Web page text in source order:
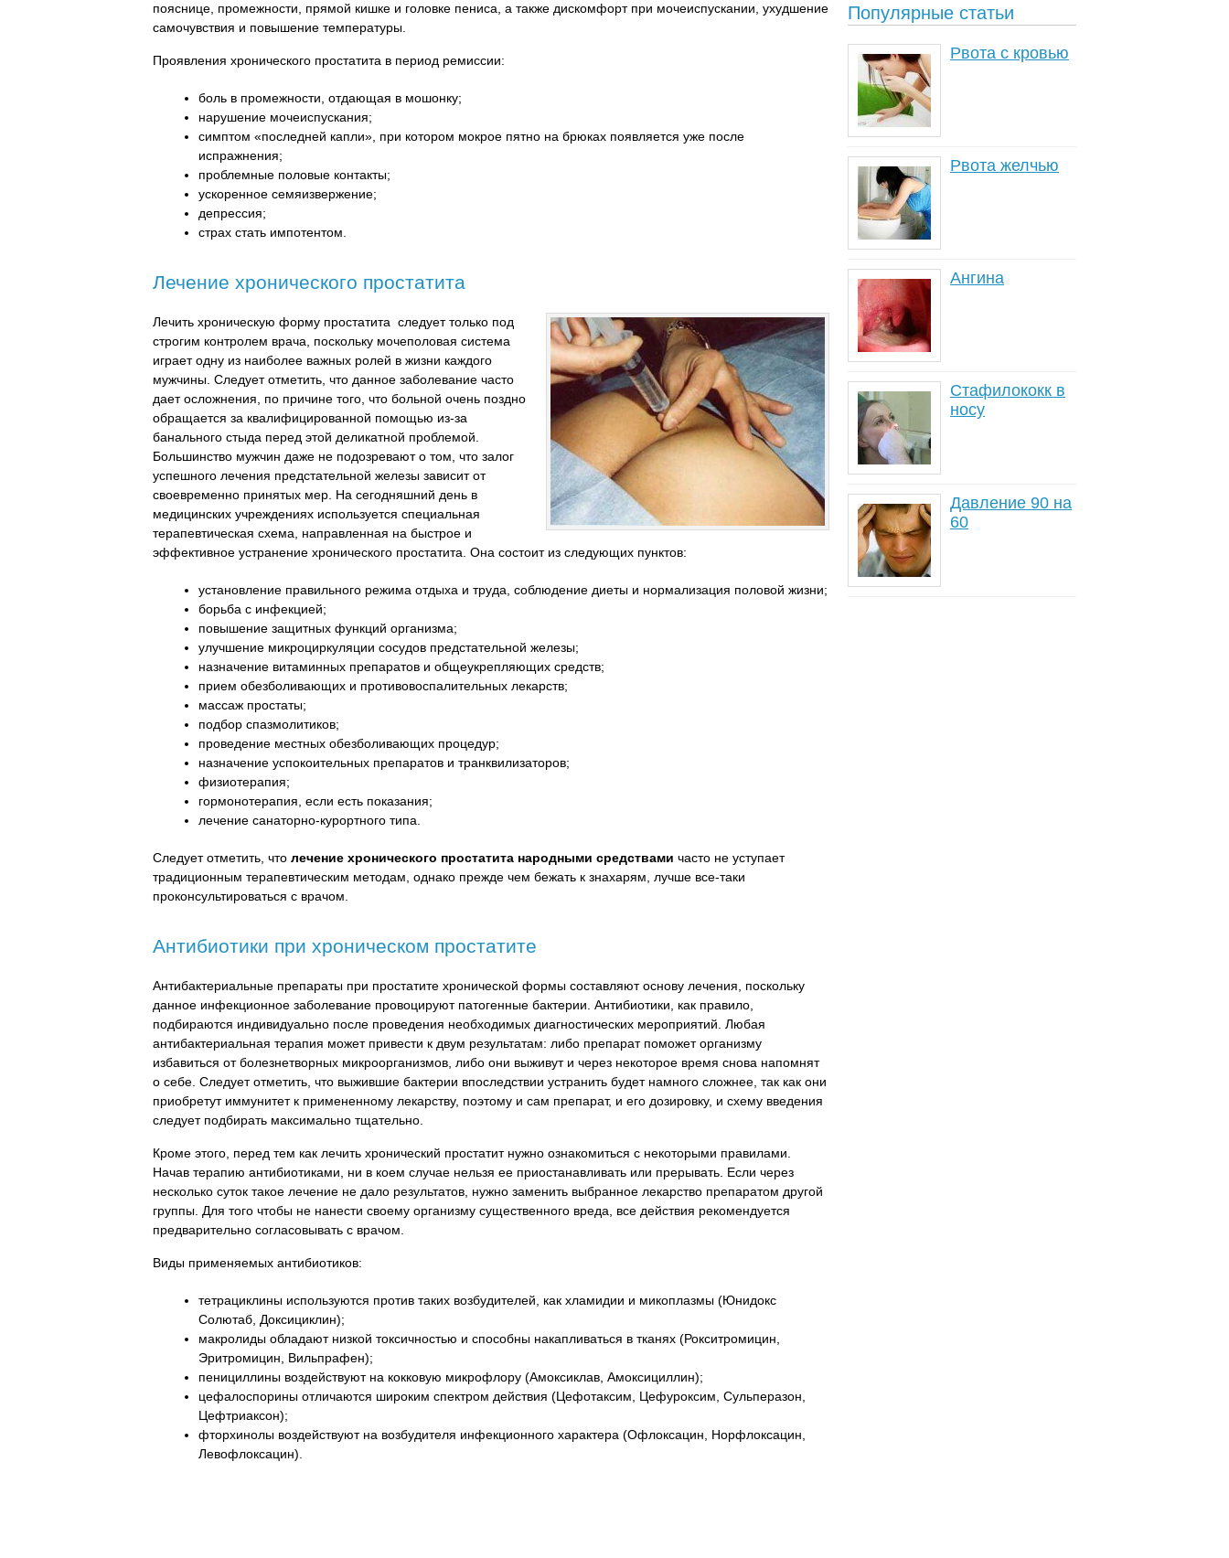
пояснице, промежности, прямой кишке и головке пениса, а также дискомфорт при мочеиспускании, ухудшение
самочувствия и повышение температуры.
Проявления хронического простатита в период ремиссии:
боль в промежности, отдающая в мошонку;
нарушение мочеиспускания;
симптом «последней капли», при котором мокрое пятно на брюках появляется уже после
испражнения;
проблемные половые контакты;
ускоренное семяизвержение;
депрессия;
страх стать импотентом.
Лечение хронического простатита
Лечить хроническую форму простатита следует только под
строгим контролем врача, поскольку мочеполовая система
играет одну из наиболее важных ролей в жизни каждого
мужчины. Следует отметить, что данное заболевание часто
дает осложнения, по причине того, что больной очень поздно
обращается за квалифицированной помощью из-за
банального стыда перед этой деликатной проблемой.
Большинство мужчин даже не подозревают о том, что залог
успешного лечения предстательной железы зависит от
своевременно принятых мер. На сегодняшний день в
медицинских учреждениях используется специальная
терапевтическая схема, направленная на быстрое и
эффективное устранение хронического простатита. Она состоит из следующих пунктов:
установление правильного режима отдыха и труда, соблюдение диеты и нормализация половой жизни;
борьба с инфекцией;
повышение защитных функций организма;
улучшение микроциркуляции сосудов предстательной железы;
назначение витаминных препаратов и общеукрепляющих средств;
прием обезболивающих и противовоспалительных лекарств;
массаж простаты;
подбор спазмолитиков;
проведение местных обезболивающих процедур;
назначение успокоительных препаратов и транквилизаторов;
физиотерапия;
гормонотерапия, если есть показания;
лечение санаторно-курортного типа.
Следует отметить, что лечение хронического простатита народными средствами часто не уступает
традиционным терапевтическим методам, однако прежде чем бежать к знахарям, лучше все-таки
проконсультироваться с врачом.
Антибиотики при хроническом простатите
Антибактериальные препараты при простатите хронической формы составляют основу лечения, поскольку
данное инфекционное заболевание провоцируют патогенные бактерии. Антибиотики, как правило,
подбираются индивидуально после проведения необходимых диагностических мероприятий. Любая
антибактериальная терапия может привести к двум результатам: либо препарат поможет организму
избавиться от болезнетворных микроорганизмов, либо они выживут и через некоторое время снова напомнят
о себе. Следует отметить, что выжившие бактерии впоследствии устранить будет намного сложнее, так как они
приобретут иммунитет к примененному лекарству, поэтому и сам препарат, и его дозировку, и схему введения
следует подбирать максимально тщательно.
Кроме этого, перед тем как лечить хронический простатит нужно ознакомиться с некоторыми правилами.
Начав терапию антибиотиками, ни в коем случае нельзя ее приостанавливать или прерывать. Если через
несколько суток такое лечение не дало результатов, нужно заменить выбранное лекарство препаратом другой
группы. Для того чтобы не нанести своему организму существенного вреда, все действия рекомендуется
предварительно согласовывать с врачом.
Виды применяемых антибиотиков:
тетрациклины используются против таких возбудителей, как хламидии и микоплазмы (Юнидокс
Солютаб, Доксициклин);
макролиды обладают низкой токсичностью и способны накапливаться в тканях (Рокситромицин,
Эритромицин, Вильпрафен);
пенициллины воздействуют на кокковую микрофлору (Амоксиклав, Амоксициллин);
цефалоспорины отличаются широким спектром действия (Цефотаксим, Цефуроксим, Сульперазон,
Цефтриаксон);
фторхинолы воздействуют на возбудителя инфекционного характера (Офлоксацин, Норфлоксацин,
Левофлоксацин).
Популярные статьи
Рвота с кровью
Рвота желчью
Ангина
Стафилококк в
носу
Давление 90 на
60